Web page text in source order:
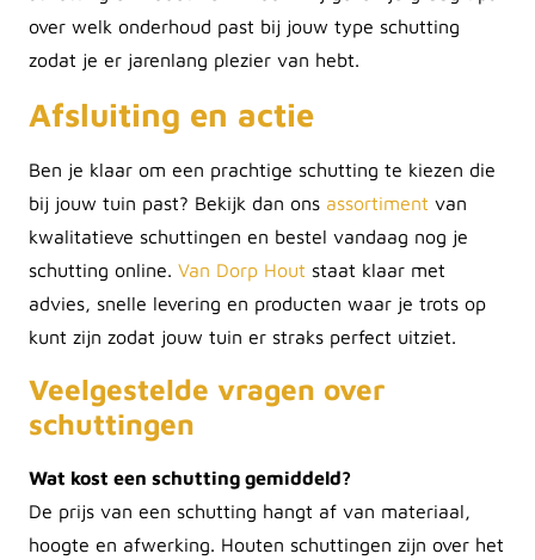
over welk onderhoud past bij jouw type schutting
zodat je er jarenlang plezier van hebt.
Afsluiting en actie
Ben je klaar om een prachtige schutting te kiezen die
bij jouw tuin past? Bekijk dan ons assortiment van
kwalitatieve schuttingen en bestel vandaag nog je
schutting online. Van Dorp Hout staat klaar met
advies, snelle levering en producten waar je trots op
kunt zijn zodat jouw tuin er straks perfect uitziet.
Veelgestelde vragen over
schuttingen
Wat kost een schutting gemiddeld?
De prijs van een schutting hangt af van materiaal,
hoogte en afwerking. Houten schuttingen zijn over het